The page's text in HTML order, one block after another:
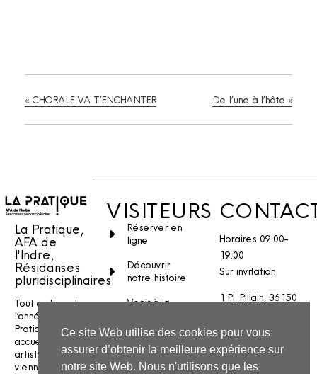
« CHORALE VA T’ENCHANTER De l’une à l’hôte »
La Pratique,
AFA de
l'Indre,
Résidanses
pluridisciplinaires
Tout au long de
l’année, La
Pratique
accueille des
artistes qui
viennent créer
VISITEURS
Réserver en
ligne
Découvrir
notre histoire
Venir à la
Stages et
ateliers
Horaires 09:00-
19:00
Sur invitation.
1 Pl. Pillain, 36150
Nous écrire
INSTAGRAM
Ce site Web utilise des cookies pour vous
assurer d’obtenir la meilleure expérience sur
notre site Web. Nous n'utilisons que les